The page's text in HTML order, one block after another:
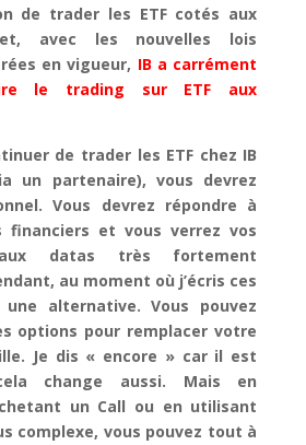
de trader les ETF cotés aux
avec les nouvelles lois
en vigueur, IB a carrément
le trading sur ETF aux
de trader les ETF chez IB
un partenaire), vous devrez
Vous devrez répondre à
financiers et vous verrez vos
aux datas très fortement
au moment où j’écris ces
alternative. Vous pouvez
options pour remplacer votre
Je dis « encore » car il est
change aussi. Mais en
un Call ou en utilisant
complexe, vous pouvez tout à